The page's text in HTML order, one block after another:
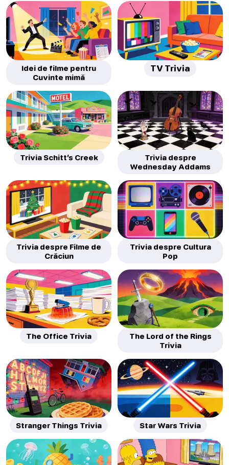
Idei de filme pentru
Cuvinte mimă
TV Trivia
Trivia Schitt’s Creek
Trivia despre
Wednesday Addams
Trivia despre Filme de
Crăciun
Trivia despre Cultura
Pop
The Office Trivia
The Lord of the Rings
Trivia
Stranger Things Trivia Star Wars Trivia